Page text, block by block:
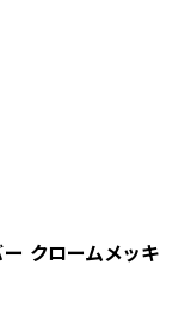
クロームメッキ